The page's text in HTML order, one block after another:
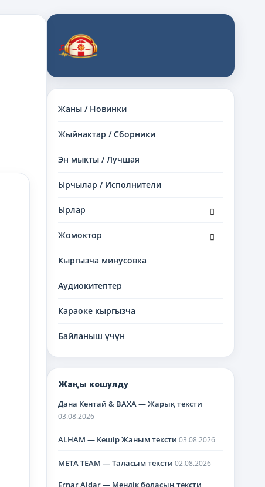
Жаны / Новинки
Жыйнактар / Сборники
Эн мыкты / Лучшая
Ырчылар / Исполнители
Ырлар
дочернее
Жомоктор
дочернее
Кыргызча минусовка
Аудиокитептер
Караоке кыргызча
Байланыш үчүн
Жаңы кошулду
Дана Кентай & BAXA — Жарық тексти
03.08.2026
ALHAM — Кешір Жаным тексти 03.08.2026
META TEAM — Таласым тексти 02.08.2026
Ernar Aidar — Мендік боласың тексти